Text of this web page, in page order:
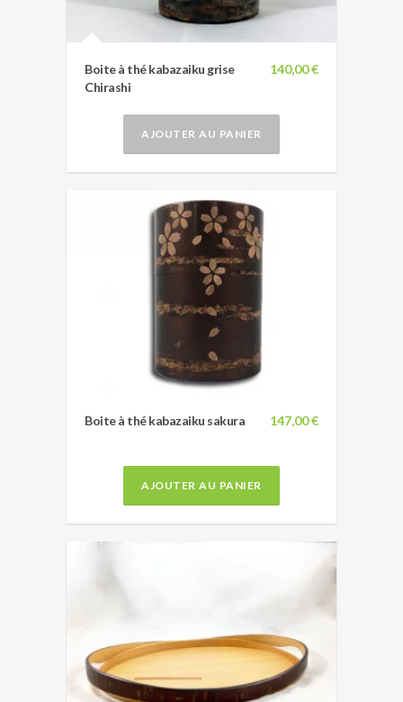
140,00 €
Boite à thé kabazaiku grise
Chirashi
AJOUTER AU PANIER
147,00 €
Boite à thé kabazaiku sakura
AJOUTER AU PANIER